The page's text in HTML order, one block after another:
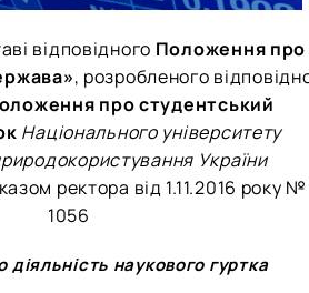
відповідного Положення про
, розробленого
про студентський
Національного університету
України
ректора від 1.11.2016 року №
1056
наукового гуртка